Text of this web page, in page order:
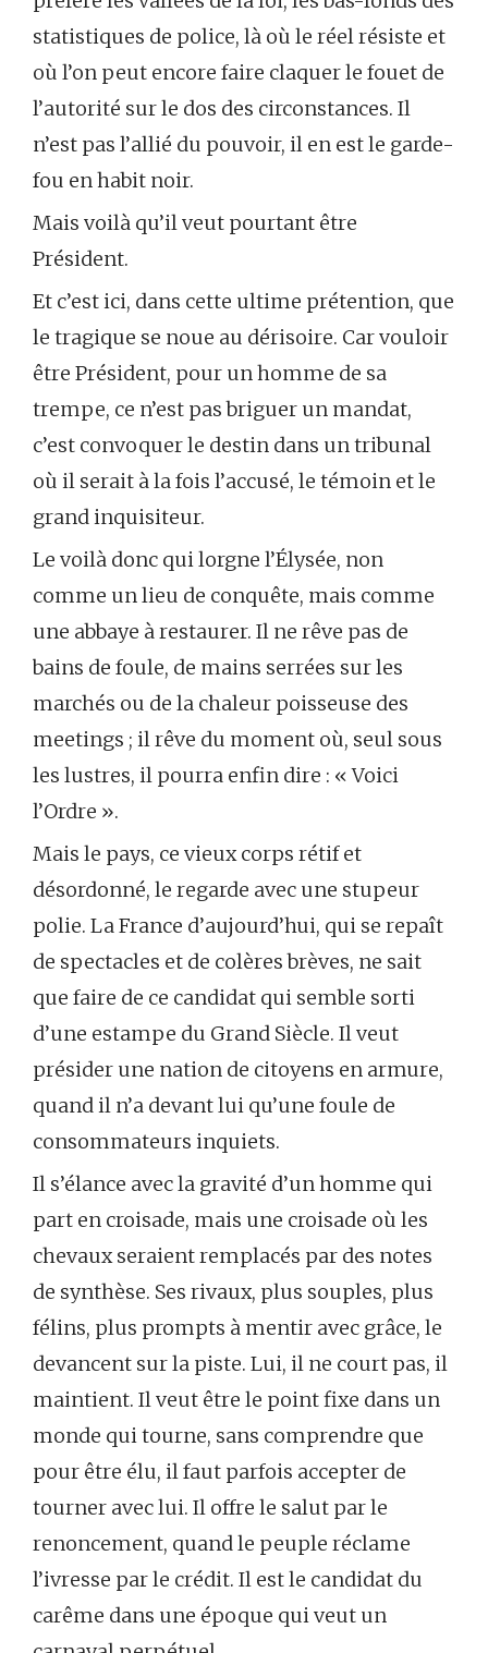
statistiques de police, là où le réel résiste et
où l’on peut encore faire claquer le fouet de
l’autorité sur le dos des circonstances. Il
n’est pas l’allié du pouvoir, il en est le garde-
fou en habit noir.
Mais voilà qu’il veut pourtant être
Président.
Et c’est ici, dans cette ultime prétention, que
le tragique se noue au dérisoire. Car vouloir
être Président, pour un homme de sa
trempe, ce n’est pas briguer un mandat,
c’est convoquer le destin dans un tribunal
où il serait à la fois l’accusé, le témoin et le
grand inquisiteur.
Le voilà donc qui lorgne l’Élysée, non
comme un lieu de conquête, mais comme
une abbaye à restaurer. Il ne rêve pas de
bains de foule, de mains serrées sur les
marchés ou de la chaleur poisseuse des
meetings ; il rêve du moment où, seul sous
les lustres, il pourra enfin dire : « Voici
l’Ordre ».
Mais le pays, ce vieux corps rétif et
désordonné, le regarde avec une stupeur
polie. La France d’aujourd’hui, qui se repaît
de spectacles et de colères brèves, ne sait
que faire de ce candidat qui semble sorti
d’une estampe du Grand Siècle. Il veut
présider une nation de citoyens en armure,
quand il n’a devant lui qu’une foule de
consommateurs inquiets.
Il s’élance avec la gravité d’un homme qui
part en croisade, mais une croisade où les
chevaux seraient remplacés par des notes
de synthèse. Ses rivaux, plus souples, plus
félins, plus prompts à mentir avec grâce, le
devancent sur la piste. Lui, il ne court pas, il
maintient. Il veut être le point fixe dans un
monde qui tourne, sans comprendre que
pour être élu, il faut parfois accepter de
tourner avec lui. Il offre le salut par le
renoncement, quand le peuple réclame
l’ivresse par le crédit. Il est le candidat du
carême dans une époque qui veut un